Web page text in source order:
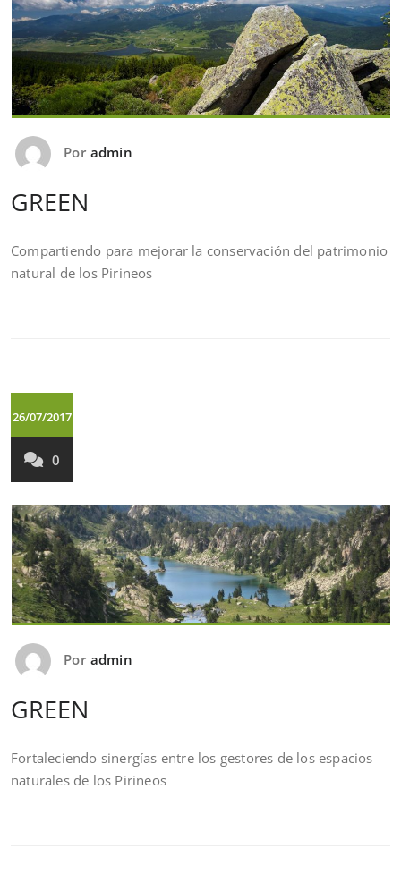
Por admin
GREEN
Compartiendo para mejorar la conservación del patrimonio
natural de los Pirineos
26/07/2017
0
Por admin
GREEN
Fortaleciendo sinergías entre los gestores de los espacios
naturales de los Pirineos